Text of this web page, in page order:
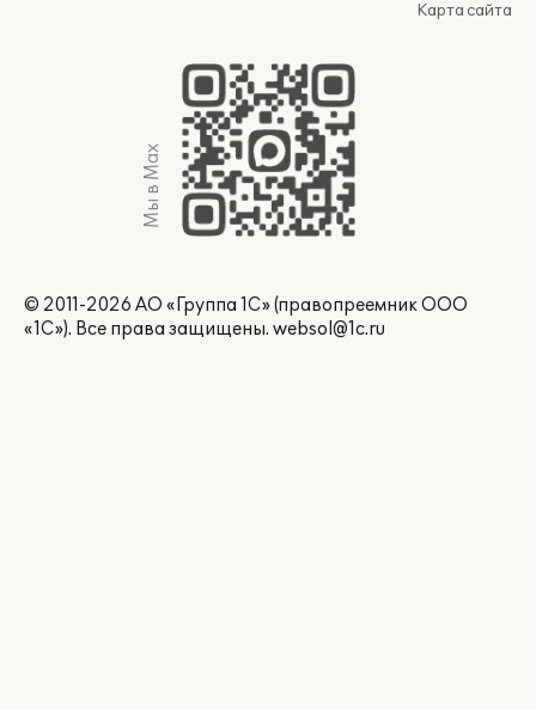
Карта сайта
Мы в Max
© 2011-2026 АО «Группа 1С» (правопреемник ООО
«1С»). Все права защищены. websol@1c.ru